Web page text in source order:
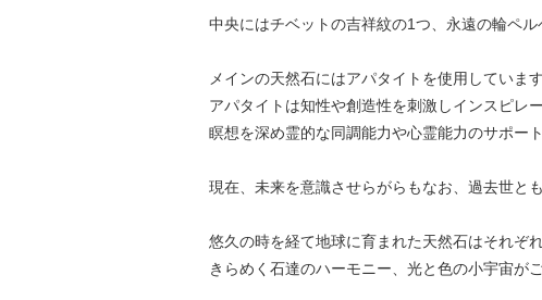
中央にはチベットの吉祥紋の1つ、永遠の輪ペ
メインの天然石にはアパタイトを使用しています
アパタイトは知性や創造性を刺激しインスピレ
瞑想を深め霊的な同調能力や心霊能力のサポー
現在、未来を意識させらがらもなお、過去世と
悠久の時を経て地球に育まれた天然石はそれぞ
きらめく石達のハーモニー、光と色の小宇宙が